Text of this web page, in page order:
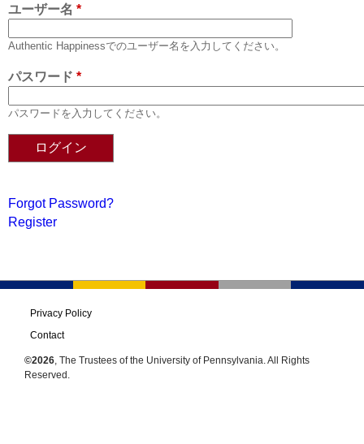
に
移
ユーザー名 *
Authentic Happinessでのユーザー名を入力してください。
パスワード *
パスワードを入力してください。
Forgot Password?
Register
Privacy Policy
Contact
©2026, The Trustees of the University of Pennsylvania. All Rights
Reserved.